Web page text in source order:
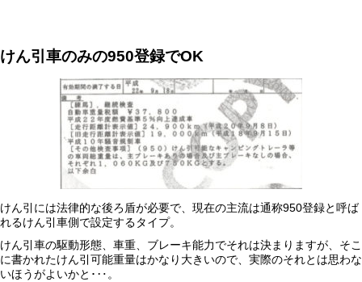
けん引車のみの950登録でOK
けん引には法律的な後ろ盾が必要で、現在の主流は通称950登録と呼ば
れるけん引車側で設定するタイプ。
けん引車の駆動形態、車重、ブレーキ能力でそれは決まりますが、そこ
に書かれたけん引可能重量はかなり大きいので、実際のそれとは思わな
いほうがよいかと･‥。